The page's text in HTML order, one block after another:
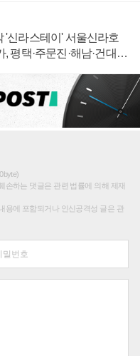
'신라스테이' 서울신라호
평택·주문진·해남·건대로
손하는 댓글은 관련 법률에 의해 제재
용에 포함되거나 인신공격성 글은 관